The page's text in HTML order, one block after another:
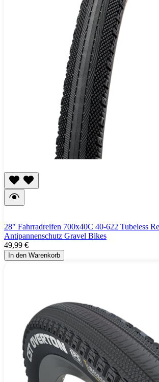
28" Fahrradreifen 700x40C 40-622 Tubeless
Antipannenschutz Gravel Bikes
49,99 €
In den Warenkorb